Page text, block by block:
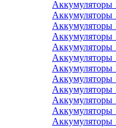
Аккумуляторы
Аккумуляторы
Аккумуляторы
Аккумуляторы
Аккумуляторы
Аккумуляторы
Аккумуляторы
Аккумуляторы
Аккумуляторы
Аккумуляторы
Аккумуляторы
Аккумуляторы